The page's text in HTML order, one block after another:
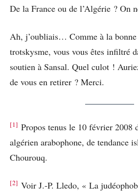
De la France ou de l’Algérie ? On
Ah, j’oubliais… Comme à la bonne
trotskysme, vous vous êtes infiltré
soutien à Sansal. Quel culot !
de vous en retirer ? Merci.
[1] Propos tenus le 10 février 2008
algérien arabophone, de tendance
Chourouq.
[2] Voir J.-P. Lledo, « La